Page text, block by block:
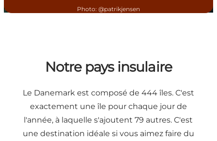
Photo: @patrikjensen
Notre pays insulaire
Le Danemark est composé de 444 îles. C'est
exactement une île pour chaque jour de
l'année, à laquelle s'ajoutent 79 autres. C'est
une destination idéale si vous aimez faire du